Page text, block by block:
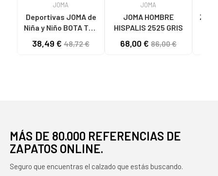
JOMA
Deportivas JOMA de
Niña y Niño BOTA TOP
COLORES
38,49 € 48,72 €
JOMA
JOMA HOMBRE
HISPALIS 2525 GRIS
68,00 € 86,00 €
MÁS DE 80.000 REFERENCIAS DE
ZAPATOS ONLINE.
Seguro que encuentras el calzado que estás buscando.